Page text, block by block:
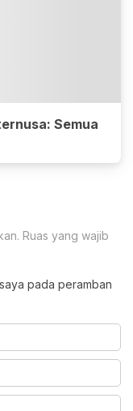
Semua
Ruas yang wajib
pada peramban